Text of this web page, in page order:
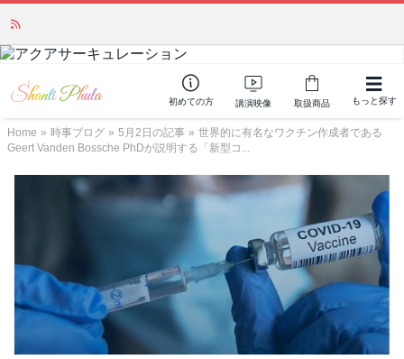
初めての方 講演映像 取扱商品 もっと探す
Home » 時事ブログ » 5月2日の記事 » 世界的に有名なワクチン作成者である
Geert Vanden Bossche PhDが説明する「新型コ...